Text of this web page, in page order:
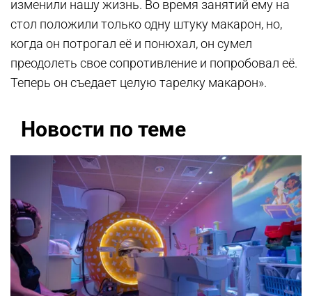
изменили нашу жизнь. Во время занятий ему на
стол положили только одну штуку макарон, но,
когда он потрогал её и понюхал, он сумел
преодолеть свое сопротивление и попробовал её.
Теперь он съедает целую тарелку макарон».
Новости по теме